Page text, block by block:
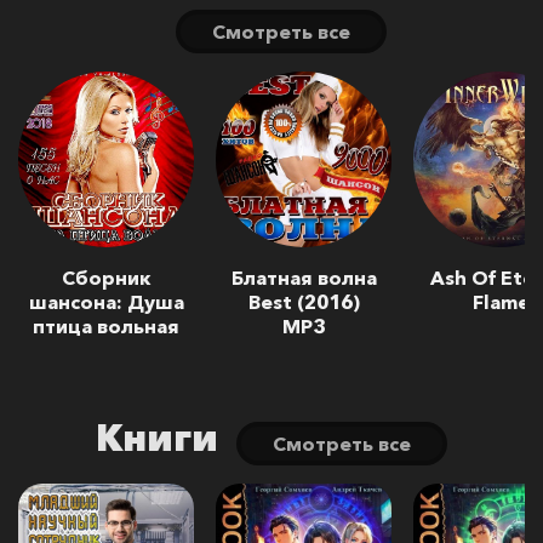
Cмотреть все
Сборник
шансона: Душа
птица вольная
Блатная волна
Best (2016)
MP3
Ash Of
Flame
Книги Cмотреть все